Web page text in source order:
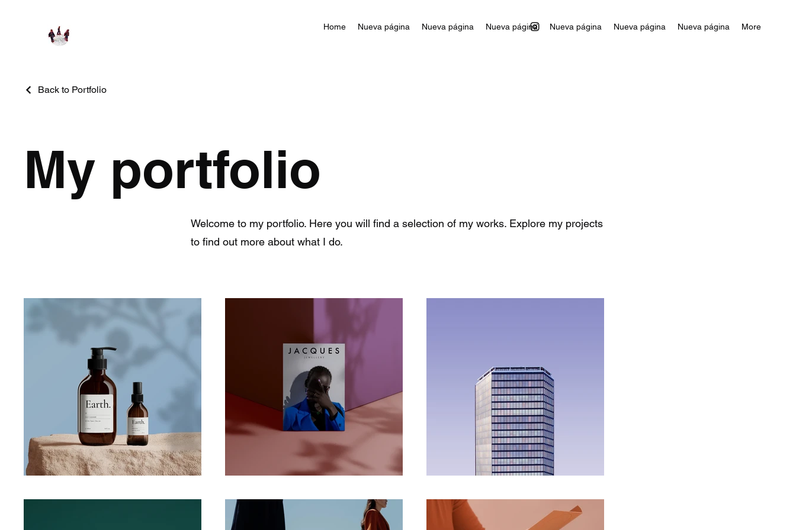
Home Nueva página Nueva página Nueva página Nueva página Nueva página Nueva página More
Back to Portfolio
My portfolio
Welcome to my portfolio. Here you will find a selection of my works. Explore my projects
to find out more about what I do.